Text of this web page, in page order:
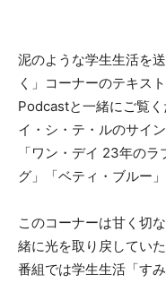
泥のような学生生活を
く」コーナーのテキス
Podcastと一緒にご覧
イ・シ・テ・ルのサイ
「ワン・デイ 23年の
グ」「ベティ・ブルー
このコーナーは甘く切
緒に光を取り戻してい
番組では学生生活「す